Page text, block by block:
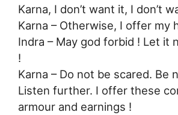
Karna, I don’t want it, I don’t
Karna – Otherwise, I offer my
Indra – May god forbid ! Let it
!
Karna – Do not be scared. Be
Listen further. I offer these
armour and earnings !